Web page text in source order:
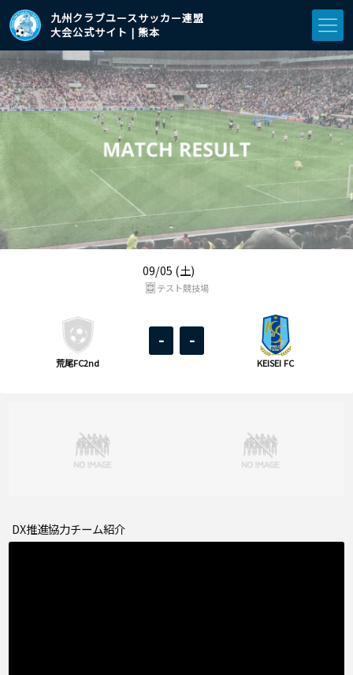
九州クラブユースサッカー連盟
大会公式サイト | 熊本
09/05 (土)
荒尾FC2nd
- -
KEISEI FC
テスト競技場
DX推進協力チーム紹介